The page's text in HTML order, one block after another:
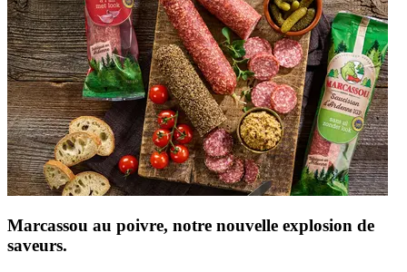
Marcassou au poivre, notre nouvelle explosion de
saveurs.